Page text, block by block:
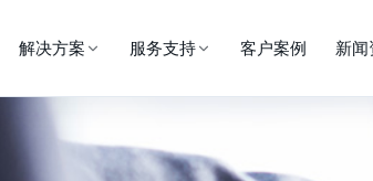
解决方案 服务支持 客户案例 新闻